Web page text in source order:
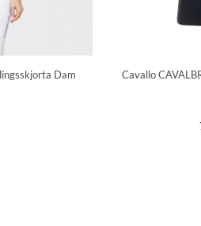
Dam Cavallo